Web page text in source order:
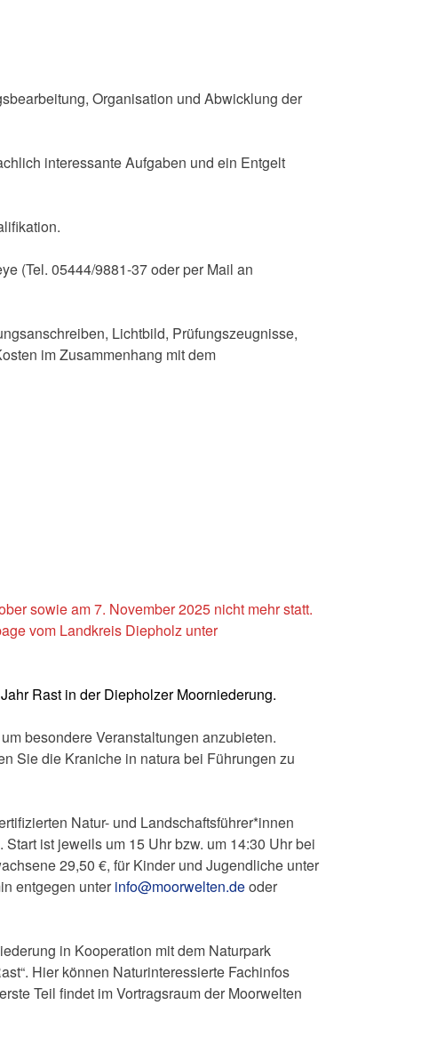
Organisation und Abwicklung der
interessante Aufgaben und ein Entgelt
(Tel. 05444/9881-37 oder per Mail an
Lichtbild, Prüfungszeugnisse,
im Zusammenhang mit dem
sowie am 7. November 2025 nicht mehr statt.
vom Landkreis Diepholz unter
Rast in der Diepholzer Moorniederung.
besondere Veranstaltungen anzubieten.
Sie die Kraniche in natura bei Führungen zu
Natur- und Landschaftsführer*innen
ist jeweils um 15 Uhr bzw. um 14:30 Uhr bei
29,50 €, für Kinder und Jugendliche unter
entgegen unter info@moorwelten.deoder
in Kooperation mit dem Naturpark
Hier können Naturinteressierte Fachinfos
Teil findet im Vortragsraum der Moorwelten